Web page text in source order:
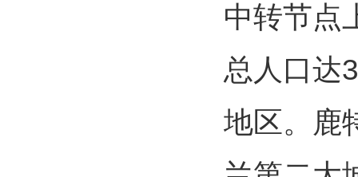
中转节点
总人口达
地区。鹿